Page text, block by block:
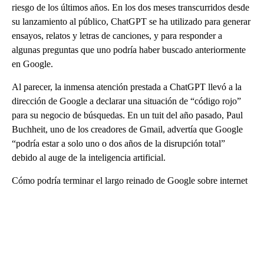
riesgo de los últimos años. En los dos meses transcurridos desde
su lanzamiento al público, ChatGPT se ha utilizado para generar
ensayos, relatos y letras de canciones, y para responder a
algunas preguntas que uno podría haber buscado anteriormente
en Google.
Al parecer, la inmensa atención prestada a ChatGPT llevó a la
dirección de Google a declarar una situación de “código rojo”
para su negocio de búsquedas. En un tuit del año pasado, Paul
Buchheit, uno de los creadores de Gmail, advertía que Google
“podría estar a solo uno o dos años de la disrupción total”
debido al auge de la inteligencia artificial.
Cómo podría terminar el largo reinado de Google sobre internet